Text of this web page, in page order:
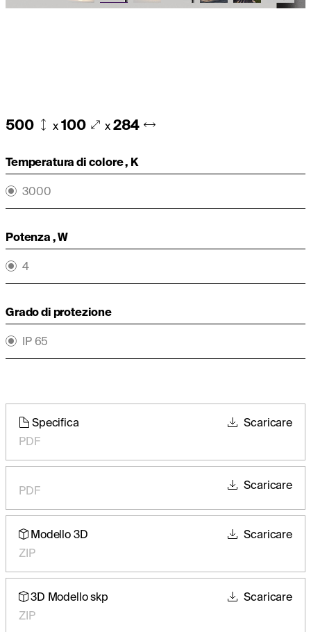
500 x 100 x 284
Temperatura di colore , K
3000
Potenza , W
4
Grado di protezione
IP 65
Specifica
PDF
Scaricare
PDF Scaricare
Modello 3D
ZIP
Scaricare
3D Modello skp
ZIP
Scaricare